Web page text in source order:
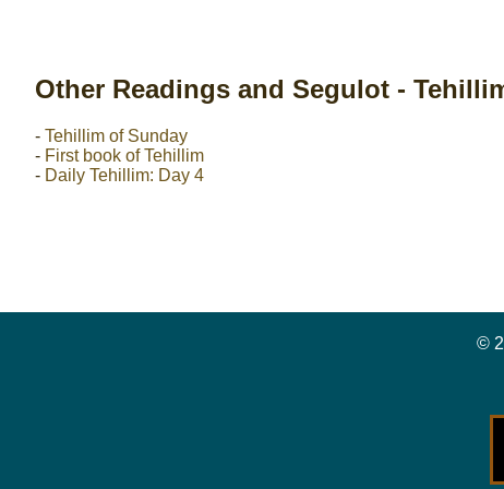
Other Readings and Segulot -
- Tehillim of Sunday
- First book of Tehillim
- Daily Tehillim: Day 4
©